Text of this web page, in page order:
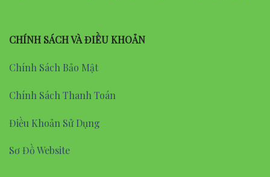
CHÍNH SÁCH VÀ ĐIỀU KHOẢN
Chính Sách Bảo Mật
Chính Sách Thanh Toán
Điều Khoản Sử Dụng
Sơ Đồ Website